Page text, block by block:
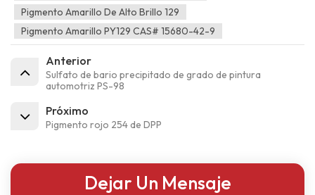
Pigmento Amarillo De Alto Brillo 129
Pigmento Amarillo PY129 CAS# 15680-42-9
Anterior
Sulfato de bario precipitado de grado de pintura
automotriz PS-98
Próximo
Pigmento rojo 254 de DPP
Dejar Un Mensaje